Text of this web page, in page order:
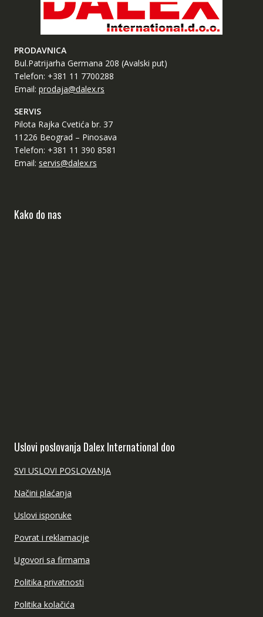
PRODAVNICA
Bul.Patrijarha Germana 208 (Avalski put)
Telefon: +381 11 7700288
Email: prodaja@dalex.rs
SERVIS
Pilota Rajka Cvetića br. 37
11226 Beograd – Pinosava
Telefon: +381 11 390 8581
Email: servis@dalex.rs
Kako do nas
Uslovi poslovanja Dalex International doo
SVI USLOVI POSLOVANJA
Načini plaćanja
Uslovi isporuke
Povrat i reklamacije
Ugovori sa firmama
Politika privatnosti
Politika kolačića